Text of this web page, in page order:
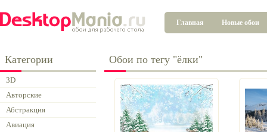
Главная Новые обои
Категории
3D
Авторские
Абстракция
Авиация
Обои по тегу "ёлки"